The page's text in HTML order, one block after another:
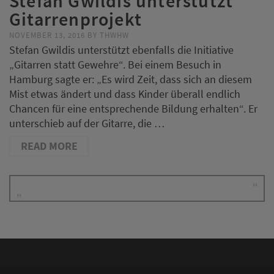
Gitarrenprojekt
NOVEMBER 13, 2016 BY THWHW
Stefan Gwildis unterstützt ebenfalls die Initiative
„Gitarren statt Gewehre“. Bei einem Besuch in
Hamburg sagte er: „Es wird Zeit, dass sich an diesem
Mist etwas ändert und dass Kinder überall endlich
Chancen für eine entsprechende Bildung erhalten“. Er
unterschieb auf der Gitarre, die …
READ MORE